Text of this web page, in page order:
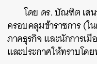
โดย ดร. บัณฑิต เส
ครอบคลุมข้าราชการ (
ภาคธุรกิจ และนักการเมื
และประกาศให้ทราบโด